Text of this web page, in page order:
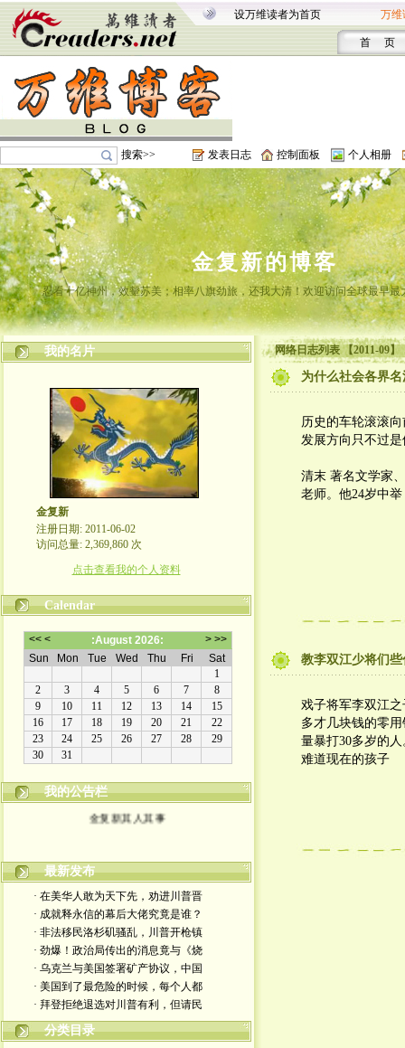
设万维读者为首页 万维
首 页
搜索>> 发表日志 控制面板 个人相册
金复新的博客
忍看十亿神州，效颦苏美；相率八旗劲旅，还我大清！欢迎访问全球最早最
我的名片
金复新
注册日期: 2011-06-02
访问总量: 2,369,860 次
点击查看我的个人资料
Calendar
我的公告栏
金复新其人其事
最新发布
· 在美华人敢为天下先，劝进川普晋
· 成就释永信的幕后大佬究竟是谁？
· 非法移民洛杉矶骚乱，川普开枪镇
· 劲爆！政治局传出的消息竟与《烧
· 乌克兰与美国签署矿产协议，中国
· 美国到了最危险的时候，每个人都
· 拜登拒绝退选对川普有利，但请民
分类目录
网络日志列表 【2011-09】
为什么社会各界
历史的车轮滚滚
发展方向只不过
清末 著名文学家
老师。他24岁中
教李双江少将们
戏子将军李双江
多才几块钱的零
量暴打30多岁的
难道现在的孩子